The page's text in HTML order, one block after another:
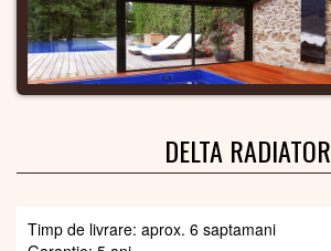
DELTA RADIATOR
Timp de livrare: aprox. 6 saptamani